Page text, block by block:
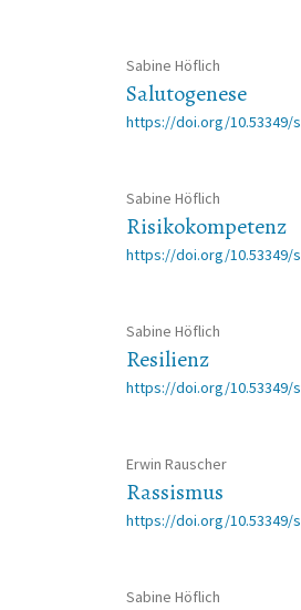
Sabine Höflich
Salutogenese
https://doi.org/10.53349/
Sabine Höflich
Risikokompetenz
https://doi.org/10.53349/
Sabine Höflich
Resilienz
https://doi.org/10.53349/
Erwin Rauscher
Rassismus
https://doi.org/10.53349/
Sabine Höflich